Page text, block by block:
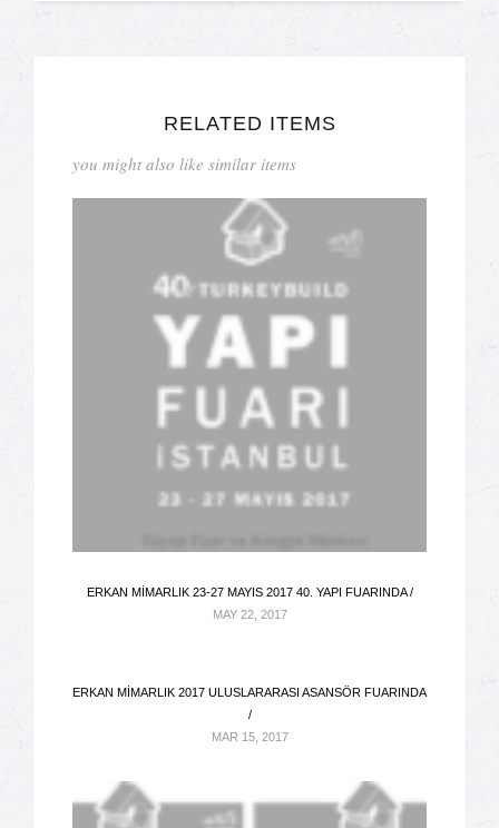
RELATED ITEMS
you might also like similar items
ERKAN MIMARLIK 23-27 MAYIS 2017 40. YAPI FUARINDA /
MAY 22, 2017
ERKAN MIMARLIK 2017 ULUSLARARASI ASANSÖR FUARINDA
/
MAR 15, 2017